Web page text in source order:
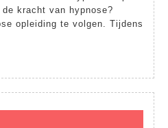
kracht van hypnose?
opleiding te volgen. Tijdens